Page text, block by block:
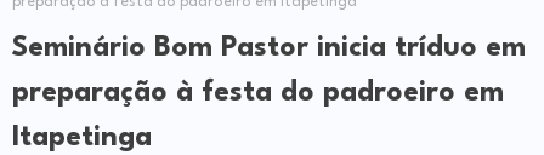
Seminário Bom Pastor inicia tríduo em
preparação à festa do padroeiro em
Itapetinga